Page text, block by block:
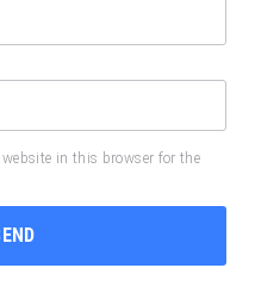
in this browser for the